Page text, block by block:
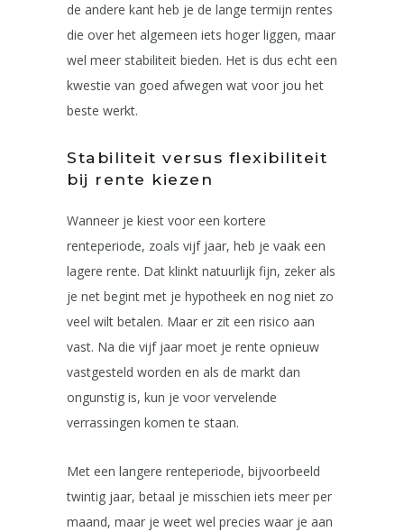
de andere kant heb je de lange termijn rentes
die over het algemeen iets hoger liggen, maar
wel meer stabiliteit bieden. Het is dus echt een
kwestie van goed afwegen wat voor jou het
beste werkt.
Stabiliteit versus flexibiliteit
bij rente kiezen
Wanneer je kiest voor een kortere
renteperiode, zoals vijf jaar, heb je vaak een
lagere rente. Dat klinkt natuurlijk fijn, zeker als
je net begint met je hypotheek en nog niet zo
veel wilt betalen. Maar er zit een risico aan
vast. Na die vijf jaar moet je rente opnieuw
vastgesteld worden en als de markt dan
ongunstig is, kun je voor vervelende
verrassingen komen te staan.
Met een langere renteperiode, bijvoorbeeld
twintig jaar, betaal je misschien iets meer per
maand, maar je weet wel precies waar je aan